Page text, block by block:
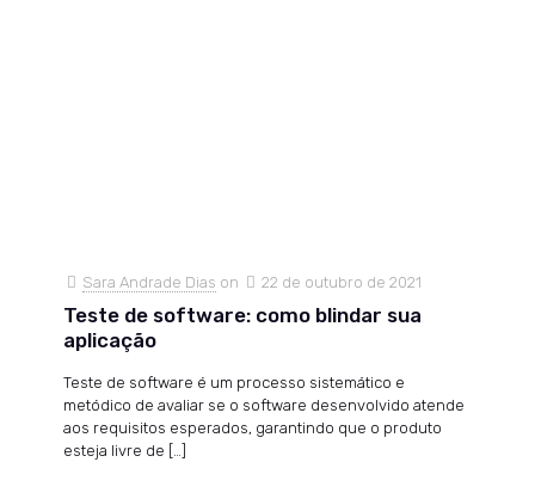
Sara Andrade Dias on 22 de outubro de 2021
Teste de software: como blindar sua
aplicação
Teste de software é um processo sistemático e
metódico de avaliar se o software desenvolvido atende
aos requisitos esperados, garantindo que o produto
esteja livre de […]